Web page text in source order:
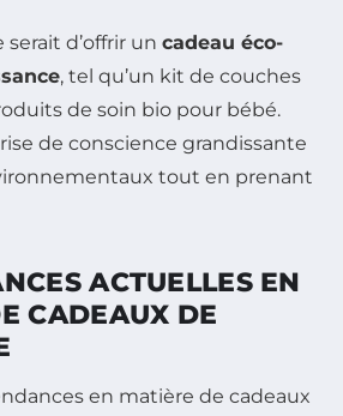
d’offrir un cadeau éco-
, tel qu’un kit de couches
de soin bio pour bébé.
de conscience grandissante
tout en prenant
ACTUELLES EN
CADEAUX DE
en matière de cadeaux